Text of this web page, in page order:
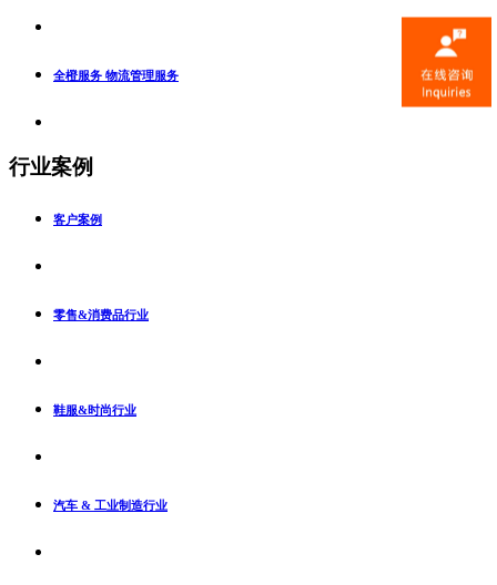
全橙服务 物流管理服务
行业案例
客户案例
零售&消费品行业
鞋服&时尚行业
汽车 & 工业制造行业